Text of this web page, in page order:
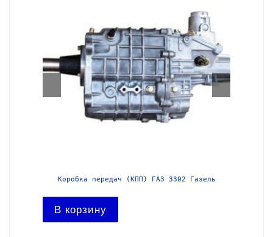
Коробка передач (КПП) ГАЗ 3302 Газель
В корзину